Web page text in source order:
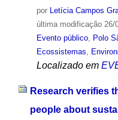
por Letícia Campos
última modificação26/
Evento público, Polo
Ecossistemas
Localizado em
Research verifies
people about